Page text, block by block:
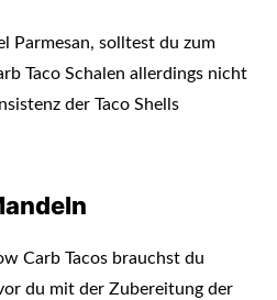
Parmesan, solltest du zum
Taco Schalen allerdings nicht
der Taco Shells
Carb Tacos brauchst du
du mit der Zubereitung der